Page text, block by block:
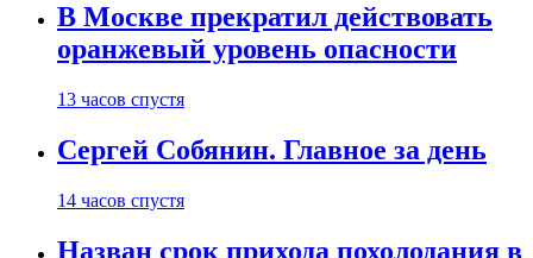
В Москве прекратил действовать
оранжевый уровень опасности
13 часов спустя
Сергей Собянин. Главное за день
14 часов спустя
Назван срок прихода похолодания в